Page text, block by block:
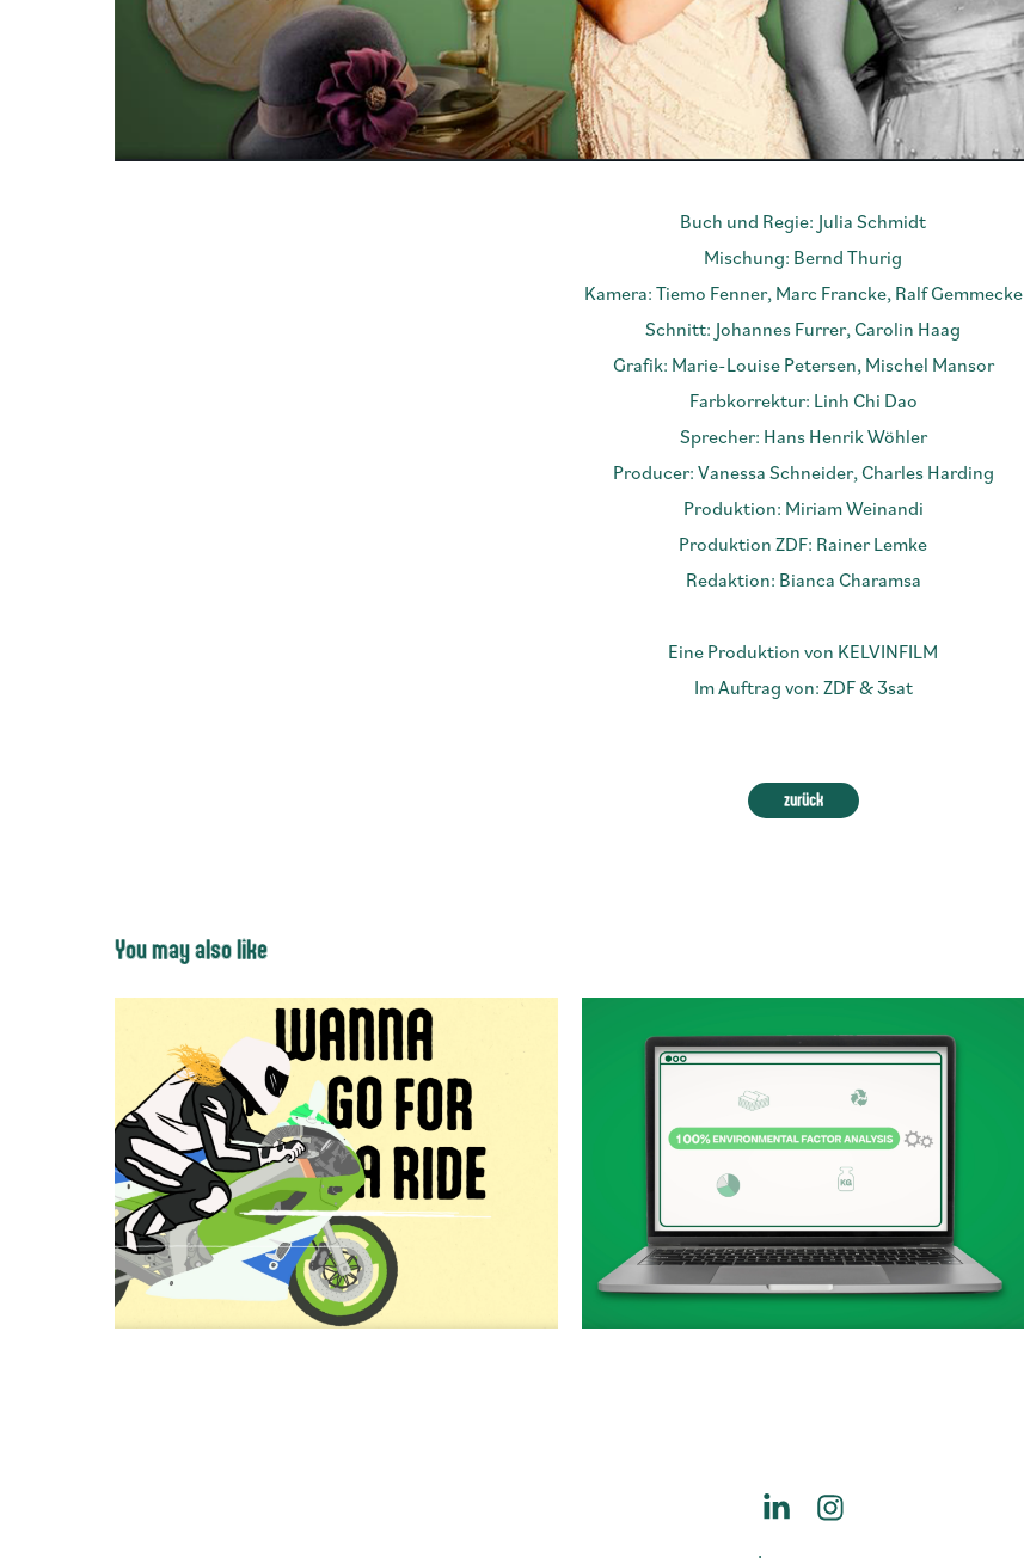
Buch und Regie: Julia Schmidt
Mischung: Bernd Thurig
Kamera: Tiemo Fenner, Marc Francke, Ralf Gemmecke
Schnitt: Johannes Furrer, Carolin Haag
Grafik: Marie-Louise Petersen, Mischel Mansor
Farbkorrektur: Linh Chi Dao
Sprecher: Hans Henrik Wöhler
Producer: Vanessa Schneider, Charles Harding
Produktion: Miriam Weinandi
Produktion ZDF: Rainer Lemke
Redaktion: Bianca Charamsa
Eine Produktion von KELVINFILM
Im Auftrag von: ZDF & 3sat
zurück
You may also like